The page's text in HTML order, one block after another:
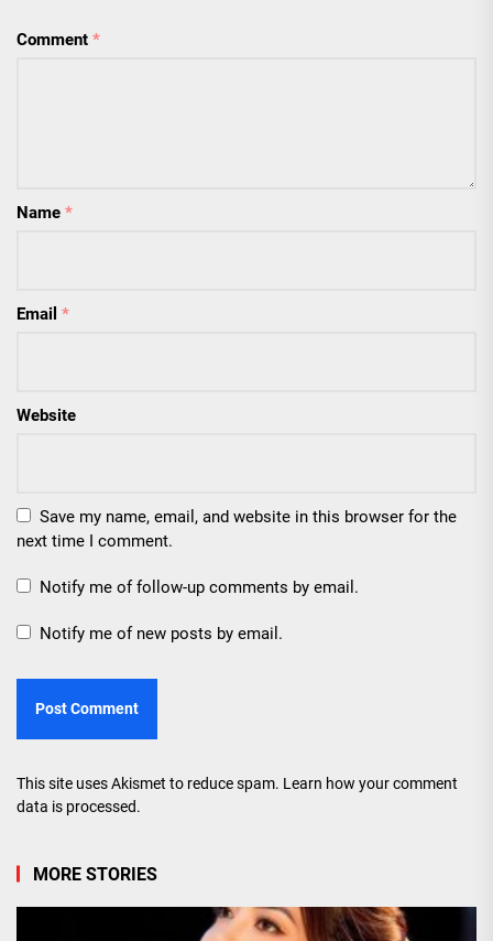
Comment *
Name *
Email *
Website
Save my name, email, and website in this browser for the
next time I comment.
Notify me of follow-up comments by email.
Notify me of new posts by email.
This site uses Akismet to reduce spam. Learn how your comment
data is processed.
MORE STORIES